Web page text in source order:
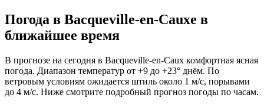
Погода в Bacqueville-en-Cauxе в
ближайшее время
В прогнозе на сегодня в Bacqueville-en-Caux комфортная ясная
погода. Диапазон температур от +9 до +23° днём. По
ветровым условиям ожидается штиль около 1 м/с, порывами
до 4 м/с. Ниже смотрите подробный прогноз погоды по часам.